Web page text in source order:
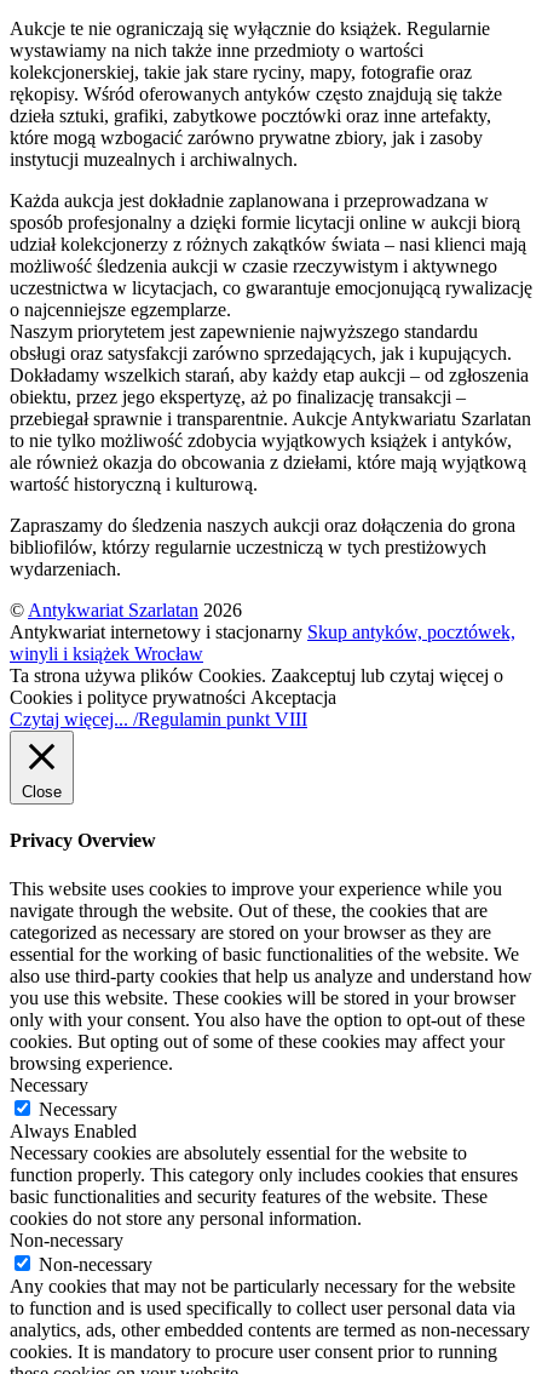
Aukcje te nie ograniczają się wyłącznie do książek. Regularnie
wystawiamy na nich także inne przedmioty o wartości
kolekcjonerskiej, takie jak stare ryciny, mapy, fotografie oraz
rękopisy. Wśród oferowanych antyków często znajdują się także
dzieła sztuki, grafiki, zabytkowe pocztówki oraz inne artefakty,
które mogą wzbogacić zarówno prywatne zbiory, jak i zasoby
instytucji muzealnych i archiwalnych.
Każda aukcja jest dokładnie zaplanowana i przeprowadzana w
sposób profesjonalny a dzięki formie licytacji online w aukcji biorą
udział kolekcjonerzy z różnych zakątków świata – nasi klienci mają
możliwość śledzenia aukcji w czasie rzeczywistym i aktywnego
uczestnictwa w licytacjach, co gwarantuje emocjonującą rywalizację
o najcenniejsze egzemplarze.
Naszym priorytetem jest zapewnienie najwyższego standardu
obsługi oraz satysfakcji zarówno sprzedających, jak i kupujących.
Dokładamy wszelkich starań, aby każdy etap aukcji – od zgłoszenia
obiektu, przez jego ekspertyzę, aż po finalizację transakcji –
przebiegał sprawnie i transparentnie. Aukcje Antykwariatu Szarlatan
to nie tylko możliwość zdobycia wyjątkowych książek i antyków,
ale również okazja do obcowania z dziełami, które mają wyjątkową
wartość historyczną i kulturową.
Zapraszamy do śledzenia naszych aukcji oraz dołączenia do grona
bibliofilów, którzy regularnie uczestniczą w tych prestiżowych
wydarzeniach.
© Antykwariat Szarlatan 2026
Antykwariat internetowy i stacjonarny Skup antyków, pocztówek,
winyli i książek Wrocław
Ta strona używa plików Cookies. Zaakceptuj lub czytaj więcej o
Cookies i polityce prywatności Akceptacja
Czytaj więcej... /Regulamin punkt VIII
Close
Privacy Overview
This website uses cookies to improve your experience while you
navigate through the website. Out of these, the cookies that are
categorized as necessary are stored on your browser as they are
essential for the working of basic functionalities of the website. We
also use third-party cookies that help us analyze and understand how
you use this website. These cookies will be stored in your browser
only with your consent. You also have the option to opt-out of these
cookies. But opting out of some of these cookies may affect your
browsing experience.
Necessary
Necessary
Always Enabled
Necessary cookies are absolutely essential for the website to
function properly. This category only includes cookies that ensures
basic functionalities and security features of the website. These
cookies do not store any personal information.
Non-necessary
Non-necessary
Any cookies that may not be particularly necessary for the website
to function and is used specifically to collect user personal data via
analytics, ads, other embedded contents are termed as non-necessary
cookies. It is mandatory to procure user consent prior to running